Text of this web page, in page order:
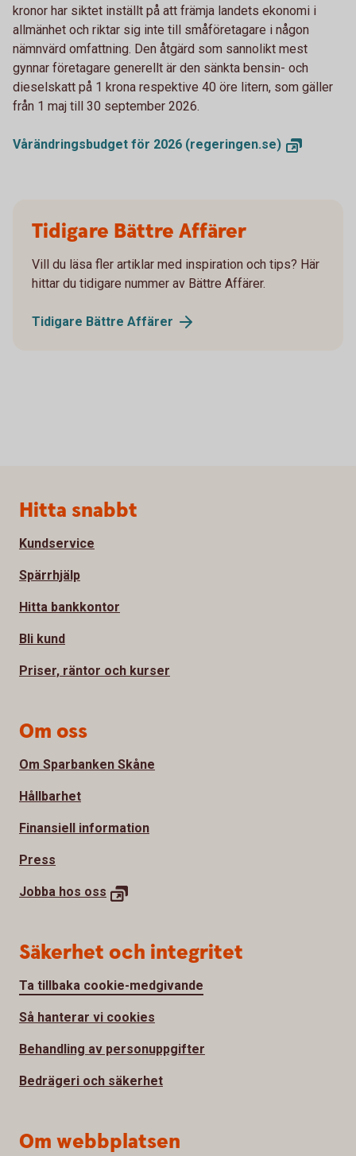
kronor har siktet inställt på att främja landets ekonomi i
allmänhet och riktar sig inte till småföretagare i någon
nämnvärd omfattning. Den åtgärd som sannolikt mest
gynnar företagare generellt är den sänkta bensin- och
dieselskatt på 1 krona respektive 40 öre litern, som gäller
från 1 maj till 30 september 2026.
Vårändringsbudget för 2026 (regeringen.se)
Tidigare Bättre Affärer
Vill du läsa fler artiklar med inspiration och tips? Här
hittar du tidigare nummer av Bättre Affärer.
Tidigare Bättre Affärer
Sidfot
Hitta snabbt
Kundservice
Spärrhjälp
Hitta bankkontor
Bli kund
Priser, räntor och kurser
Om oss
Om Sparbanken Skåne
Hållbarhet
Finansiell information
Press
Jobba hos oss
Säkerhet och integritet
Ta tillbaka cookie-medgivande
Så hanterar vi cookies
Behandling av personuppgifter
Bedrägeri och säkerhet
Om webbplatsen